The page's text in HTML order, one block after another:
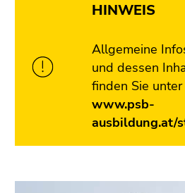
HINWEIS
Allgemeine
und dessen
finden Sie unter
www.psb-
ausbildung.at/